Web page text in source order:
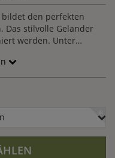
bildet den perfekten
Das stilvolle Geländer
werden. Unter
ein Angebot nach
orientiert sich